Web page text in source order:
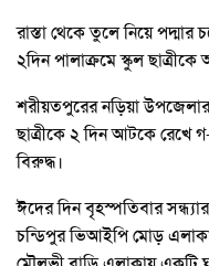
রাস্তা থেকে তুলে নিয়ে
২দিন পালাক্রমে স্কুল ছাত্রীকে
শরীয়তপুরের নড়িয়া
ছাত্রীকে ২ দিন আটকে রেখে
বিরুদ্ধ।
ঈদের দিন বৃহস্পতিবার
চন্ডিপুর ভিআইপি মোড় এলাকা